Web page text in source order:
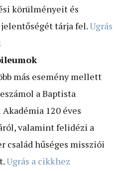
körülményeit és
tárja fel.Ugrás
más esemény mellett
a Baptista
120 éves
valamint felidézi a
család hűséges missziói
Ugrás a cikkhez